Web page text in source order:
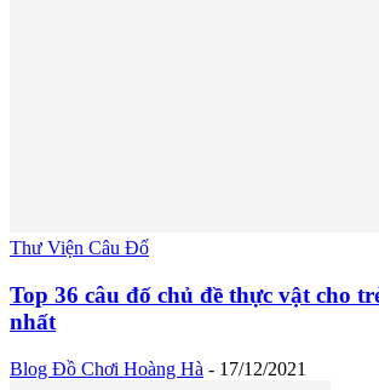
Thư Viện Câu Đố
Top 36 câu đố chủ đề thực vật cho
nhất
Blog Đồ Chơi Hoàng Hà - 17/12/2021